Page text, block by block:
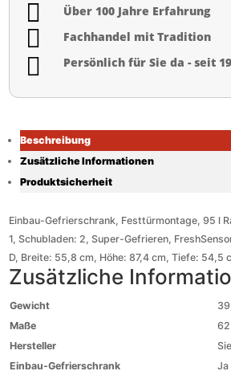
 Über 100 Jahre Erfahrung
 Fachhandel mit Tradition
 Persönlich für Sie da - seit
Beschreibung
Zusätzliche Informationen
Produktsicherheit
Einbau-Gefrierschrank, Festtürmontage, 95 l
1, Schubladen: 2, Super-Gefrieren,
D, Breite: 55,8 cm, Höhe: 87,4 cm, Tiefe: 54,5
Zusätzliche
Gewicht
Maße
Hersteller
Einbau-Gefrierschrank
Ja